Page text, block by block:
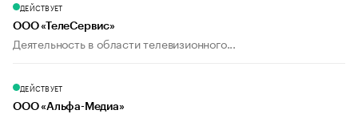
ДЕЙСТВУЕТ
ООО «ТелеСервис»
Деятельность в области телевизионного...
ДЕЙСТВУЕТ
ООО «Альфа-Медиа»